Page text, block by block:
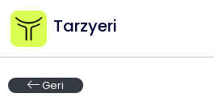
Tarzyeri
Geri